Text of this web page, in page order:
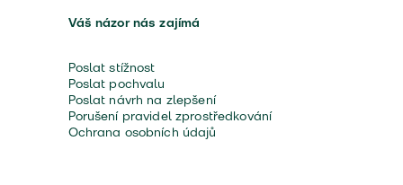
Váš názor nás zajímá
Poslat stížnost
Poslat pochvalu
Poslat návrh na zlepšení
Porušení pravidel zprostředkování
Ochrana osobních údajů